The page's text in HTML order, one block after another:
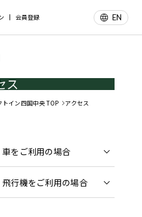
会員登録 EN
ス
トイン四国中央 TOP アクセス
車をご利用の場合
飛行機をご利用の場合